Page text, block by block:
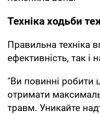
Техніка ходьби
Правильна техніка
ефективність, так і
"Ви повинні робити
отримати
травм. Уникайте